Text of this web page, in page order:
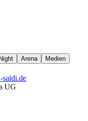
Arena
Medien
saidi.de
UG